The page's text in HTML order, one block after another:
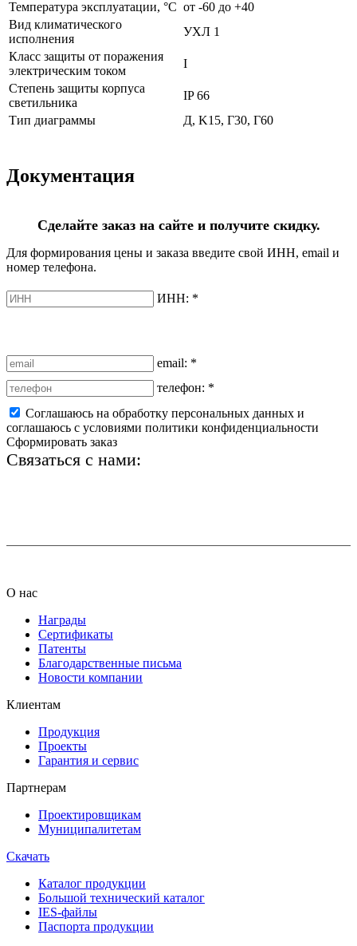
Температура эксплуатации, °С от -60 до +40
Вид климатического
исполнения
УХЛ 1
Класс защиты от поражения
электрическим током
I
Степень защиты корпуса
светильника
IP 66
Тип диаграммы
Д, K15, Г30, Г60
Документация
Сделайте заказ на сайте и получите скидку.
Для формирования цены и заказа введите свой ИНН, email и
номер телефона.
ИНН: *
email: *
телефон: *
Соглашаюсь на обработку персональных данных и
соглашаюсь с условиями политики конфиденциальности
Сформировать заказ
Связаться с нами:
О нас
Награды
Сертификаты
Патенты
Благодарственные письма
Новости компании
Клиентам
Продукция
Проекты
Гарантия и сервис
Партнерам
Проектировщикам
Муниципалитетам
Скачать
Каталог продукции
Большой технический каталог
IES-файлы
Паспорта продукции